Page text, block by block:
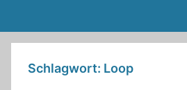
Schlagwort: Loop